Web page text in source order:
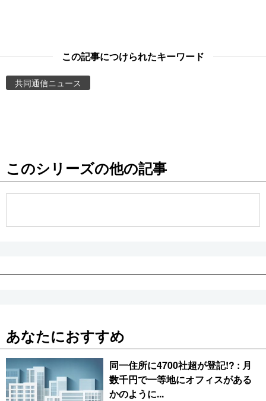
東京
この記事につけられたキーワード
共同通信ニュース
このシリーズの他の記事
あなたにおすすめ
同一住所に4700社超が登記!? : 月
数千円で一等地にオフィスがある
かのように...